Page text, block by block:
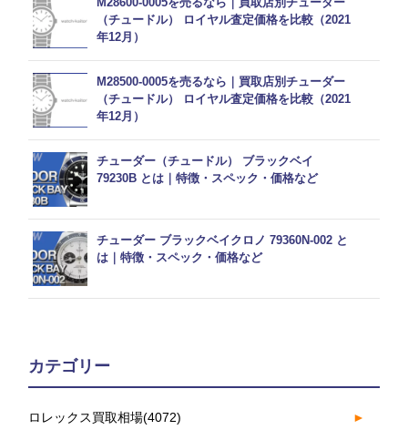
（チュードル） ロイヤル査定価格を比較（2021
年12月）
M28500-0005を売るなら｜買取店別チューダー
（チュードル） ロイヤル査定価格を比較（2021
年12月）
チューダー（チュードル） ブラックベイ
79230B とは｜特徴・スペック・価格など
チューダー ブラックベイクロノ 79360N-002 と
は｜特徴・スペック・価格など
カテゴリー
ロレックス買取相場(4072) ►